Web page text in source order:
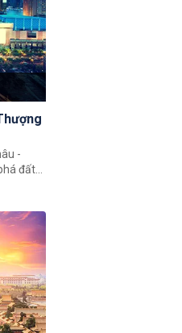
-
đất
có
phố